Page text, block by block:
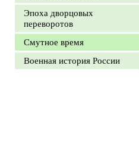
Эпоха дворцовых
переворотов
Смутное время
Военная история России